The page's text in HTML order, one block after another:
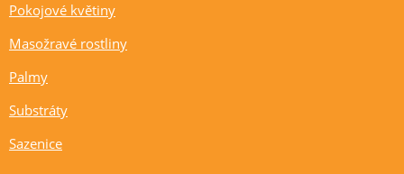
Pokojové květiny
Masožravé rostliny
Palmy
Substráty
Sazenice